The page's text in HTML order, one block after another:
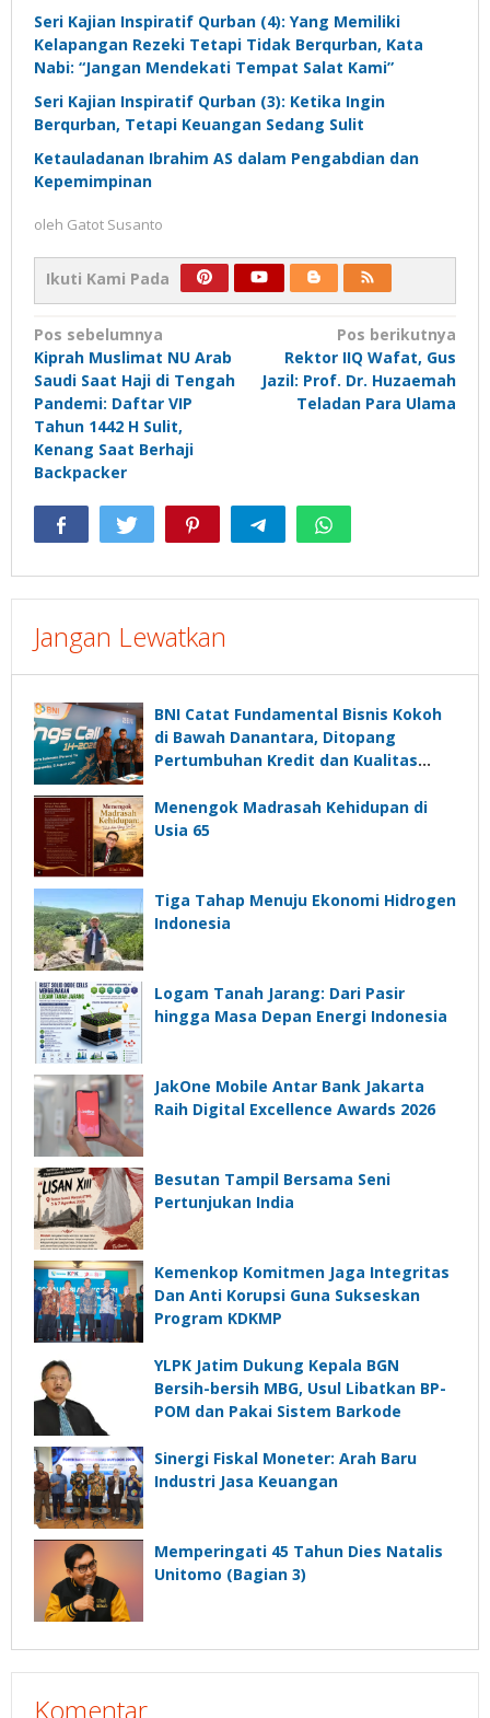
Seri Kajian Inspiratif Qurban (4): Yang Memiliki
Kelapangan Rezeki Tetapi Tidak Berqurban, Kata
Nabi: “Jangan Mendekati Tempat Salat Kami”
Seri Kajian Inspiratif Qurban (3): Ketika Ingin
Berqurban, Tetapi Keuangan Sedang Sulit
Ketauladanan Ibrahim AS dalam Pengabdian dan
Kepemimpinan
oleh Gatot Susanto
Ikuti Kami Pada
Navigasi
pos
Pos sebelumnya
Kiprah Muslimat NU Arab
Saudi Saat Haji di Tengah
Pandemi: Daftar VIP
Tahun 1442 H Sulit,
Kenang Saat Berhaji
Backpacker
Pos berikutnya
Rektor IIQ Wafat, Gus
Jazil: Prof. Dr. Huzaemah
Teladan Para Ulama
Jangan Lewatkan
BNI Catat Fundamental Bisnis Kokoh
di Bawah Danantara, Ditopang
Pertumbuhan Kredit dan Kualitas
Menengok Madrasah Kehidupan di
Usia 65
Tiga Tahap Menuju Ekonomi Hidrogen
Indonesia
Logam Tanah Jarang: Dari Pasir
hingga Masa Depan Energi Indonesia
JakOne Mobile Antar Bank Jakarta
Raih Digital Excellence Awards 2026
Besutan Tampil Bersama Seni
Pertunjukan India
Kemenkop Komitmen Jaga Integritas
Dan Anti Korupsi Guna Sukseskan
Program KDKMP
YLPK Jatim Dukung Kepala BGN
Bersih-bersih MBG, Usul Libatkan BP-
POM dan Pakai Sistem Barkode
Sinergi Fiskal Moneter: Arah Baru
Industri Jasa Keuangan
Memperingati 45 Tahun Dies Natalis
Unitomo (Bagian 3)
Komentar